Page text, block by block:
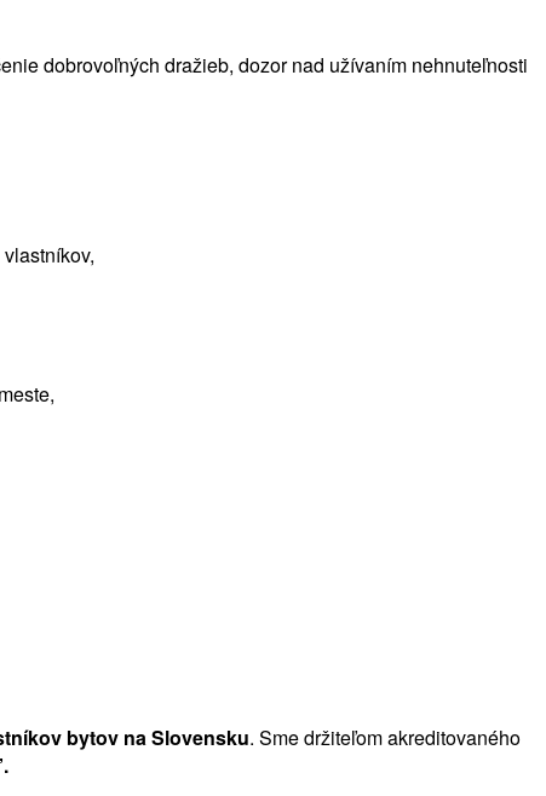
dobrovoľných dražieb, dozor nad užívaním nehnuteľnosti
bytov na Slovensku. Sme držiteľom akreditovaného